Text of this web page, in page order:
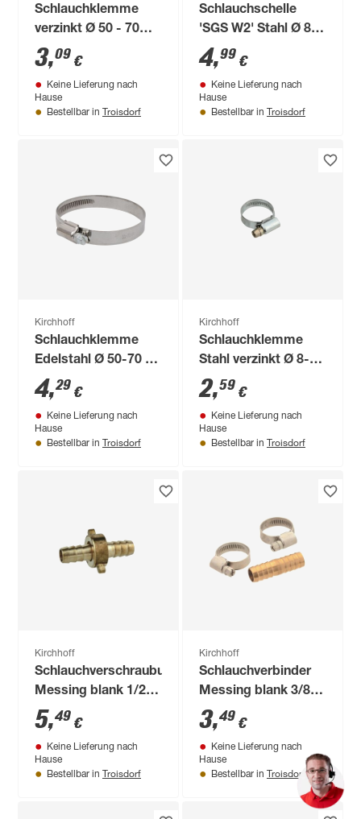
Schlauchklemme
verzinkt Ø 50 - 70
mm
3,09 €
Keine Lieferung nach
Hause
Bestellbar in Troisdorf
Schlauchschelle
'SGS W2' Stahl Ø 8-
12 mm, 4 Stück
4,99 €
Keine Lieferung nach
Hause
Bestellbar in Troisdorf
Kirchhoff
Schlauchklemme
Edelstahl Ø 50-70 x
12 mm
4,29 €
Keine Lieferung nach
Hause
Bestellbar in Troisdorf
Kirchhoff
Schlauchklemme
Stahl verzinkt Ø 8-12
x 9 mm für 3/8", 2
Stück
2,59 €
Keine Lieferung nach
Hause
Bestellbar in Troisdorf
Kirchhoff
Schlauchverschraubung
Messing blank 1/2"
T x 3/4" M x 1/2" T,
3-teilig
5,49 €
Keine Lieferung nach
Hause
Bestellbar in Troisdorf
Kirchhoff
Schlauchverbinder
Messing blank 3/8"
mit 2
Schlauchklemmen
3,49 €
Keine Lieferung nach
Hause
Bestellbar in Troisdorf